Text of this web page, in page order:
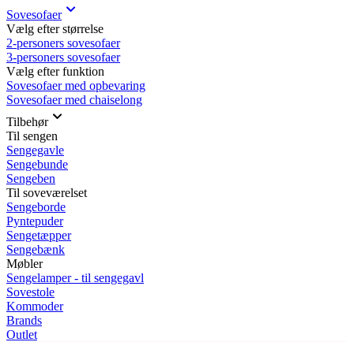
Sovesofaer
Vælg efter størrelse
2-personers sovesofaer
3-personers sovesofaer
Vælg efter funktion
Sovesofaer med opbevaring
Sovesofaer med chaiselong
Tilbehør
Til sengen
Sengegavle
Sengebunde
Sengeben
Til soveværelset
Sengeborde
Pyntepuder
Sengetæpper
Sengebænk
Møbler
Sengelamper - til sengegavl
Sovestole
Kommoder
Brands
Outlet